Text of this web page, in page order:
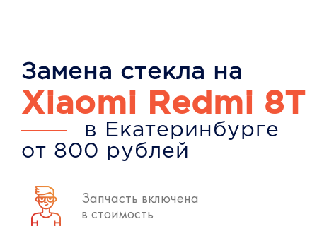
Замена стекла на
Xiaomi Redmi 8T
в Екатеринбурге
от 800 рублей
Запчасть включена
в стоимость